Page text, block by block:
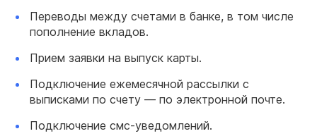
Переводы между счетами в банке, в том числе
пополнение вкладов.
Прием заявки на выпуск карты.
Подключение ежемесячной рассылки с
выписками по счету — по электронной почте.
Подключение смс-уведомлений.